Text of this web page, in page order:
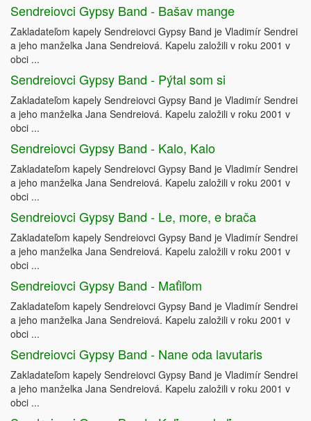
Sendreiovci Gypsy Band - Bašav mange
Zakladateľom kapely Sendreiovci Gypsy Band je Vladimír Sendrei
a jeho manželka Jana Sendreiová. Kapelu založili v roku 2001 v
obci ...
Sendreiovci Gypsy Band - Pýtal som si
Zakladateľom kapely Sendreiovci Gypsy Band je Vladimír Sendrei
a jeho manželka Jana Sendreiová. Kapelu založili v roku 2001 v
obci ...
Sendreiovci Gypsy Band - Kalo, Kalo
Zakladateľom kapely Sendreiovci Gypsy Band je Vladimír Sendrei
a jeho manželka Jana Sendreiová. Kapelu založili v roku 2001 v
obci ...
Sendreiovci Gypsy Band - Le, more, e brača
Zakladateľom kapely Sendreiovci Gypsy Band je Vladimír Sendrei
a jeho manželka Jana Sendreiová. Kapelu založili v roku 2001 v
obci ...
Sendreiovci Gypsy Band - Maťiľom
Zakladateľom kapely Sendreiovci Gypsy Band je Vladimír Sendrei
a jeho manželka Jana Sendreiová. Kapelu založili v roku 2001 v
obci ...
Sendreiovci Gypsy Band - Nane oda lavutaris
Zakladateľom kapely Sendreiovci Gypsy Band je Vladimír Sendrei
a jeho manželka Jana Sendreiová. Kapelu založili v roku 2001 v
obci ...